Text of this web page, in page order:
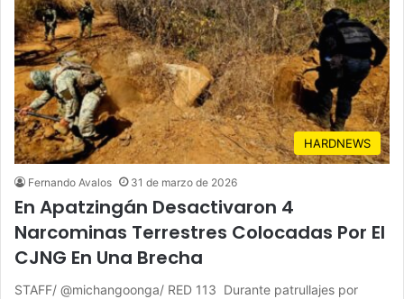
HARDNEWS
Fernando Avalos 31 de marzo de 2026
En Apatzingán Desactivaron 4
Narcominas Terrestres Colocadas Por El
CJNG En Una Brecha
STAFF/ @michangoonga/ RED 113 Durante patrullajes por